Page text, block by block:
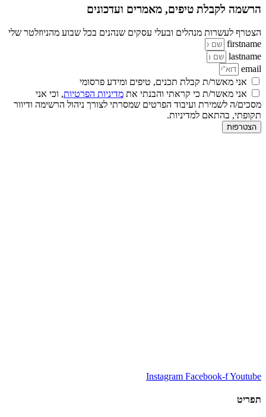
הרשמה לקבלת טיפים, מאמרים ועדכונים
הצטרף לעשרות מנהלים ובעלי עסקים שנהנים בכל שבוע מהניוזלטר שלי
firstname
lastname
email
אני מאשר/ת קבלת תכנים, טיפים ומידע פרסומי
אני מאשר/ת כי קראתי והבנתי את מדיניות הפרטיות, וכי אני
מסכים/ה לשמירת ועיבוד הפרטים שמסרתי לצורך ניהול הרשימה ודיוור
תקופתי, בהתאם למדיניות.
הצטרפות
Instagram Facebook-fYoutube
תפריט